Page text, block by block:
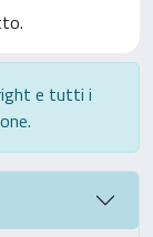
e tutti i